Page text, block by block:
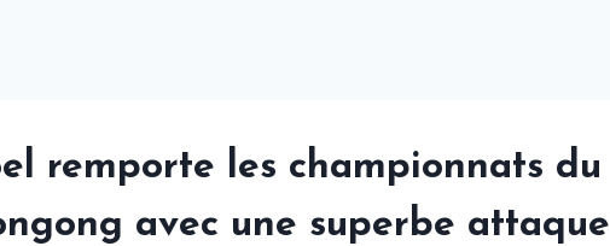
remporte les championnats du
avec une superbe attaque